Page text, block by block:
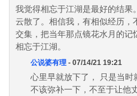
我觉得相忘于江湖是最好的结果
云散了。相信我，有相似经历
交集，把当年那点镜花水月的
相忘于江湖。
公说婆有理 - 07/14/21 19:21
心里早就放下了， 只是当
不该弥补一下，不至于让他